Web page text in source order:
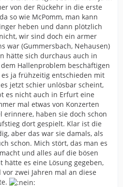
von der Rückehr in die erste
so wie McPomm, man kann
heben und dann plötzlich
wir sind doch ein armer
war (Gummersbach, Nehausen)
hätte sich durchaus auch in
Hallenproblem beschäftigen
ja frühzeitig entschieden mit
jetzt schier unlösbar scheint,
es nicht auch in Erfurt eine
mal etwas von Konzerten
erinnere, haben sie doch schon
dort gespielt. Klar ist die
aber das war sie damals, als
schon. Mich stört, das man es
und alles auf die bösen
es eine Lösung gegeben,
zwei Jahren mal an diese